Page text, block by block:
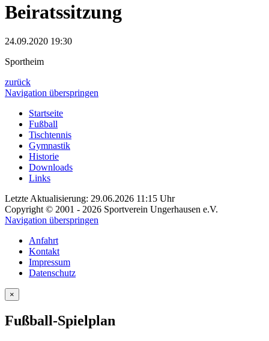
Beiratssitzung
24.09.2020 19:30
Sportheim
zurück
Navigation überspringen
Startseite
Fußball
Tischtennis
Gymnastik
Historie
Downloads
Links
Letzte Aktualisierung: 29.06.2026 11:15 Uhr
Copyright © 2001 - 2026 Sportverein Ungerhausen e.V.
Navigation überspringen
Anfahrt
Kontakt
Impressum
Datenschutz
×
Fußball-Spielplan